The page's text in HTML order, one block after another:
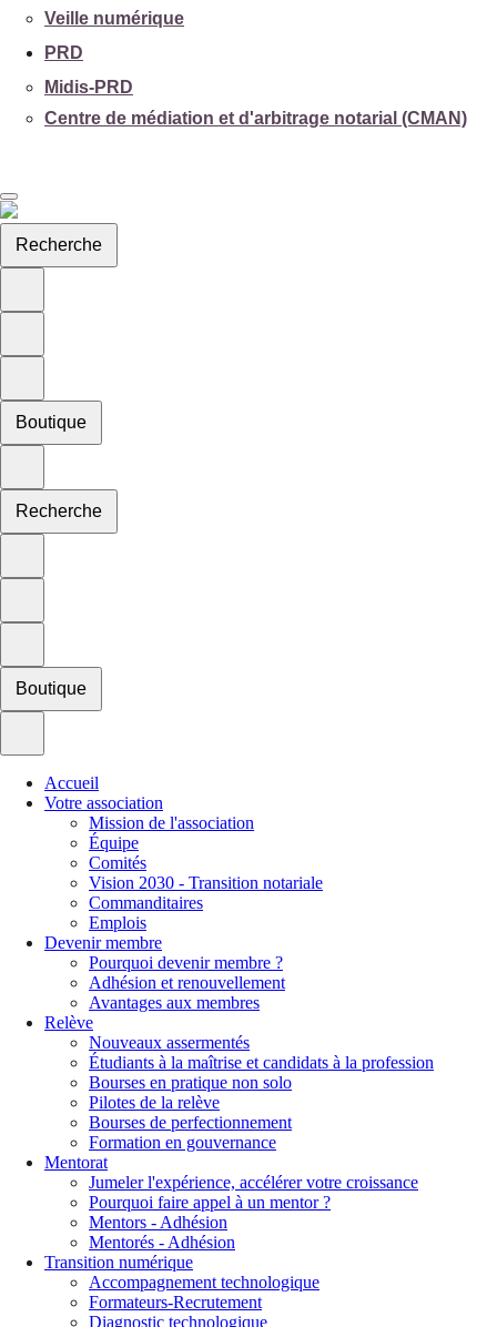
Veille numérique
PRD
Midis-PRD
Centre de médiation et d'arbitrage notarial (CMAN)
Recherche
Boutique
Recherche
Boutique
Accueil
Votre association
Mission de l'association
Équipe
Comités
Vision 2030 - Transition notariale
Commanditaires
Emplois
Devenir membre
Pourquoi devenir membre ?
Adhésion et renouvellement
Avantages aux membres
Relève
Nouveaux assermentés
Étudiants à la maîtrise et candidats à la profession
Bourses en pratique non solo
Pilotes de la relève
Bourses de perfectionnement
Formation en gouvernance
Mentorat
Jumeler l'expérience, accélérer votre croissance
Pourquoi faire appel à un mentor ?
Mentors - Adhésion
Mentorés - Adhésion
Transition numérique
Accompagnement technologique
Formateurs-Recrutement
Diagnostic technologique